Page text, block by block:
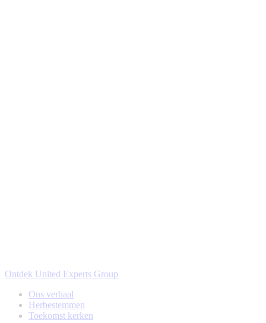
Ontdek United Experts Group
Ons verhaal
Herbestemmen
Toekomst kerken